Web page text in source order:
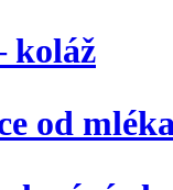
koláž
od